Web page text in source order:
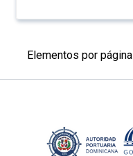
Elementos por página